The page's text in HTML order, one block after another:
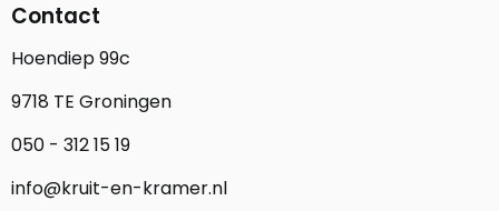
Contact
Hoendiep 99c
9718 TE Groningen
050 - 312 15 19
info@kruit-en-kramer.nl